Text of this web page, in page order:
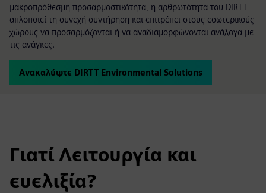
μακροπρόθεσμη προσαρμοστικότητα, η αρθρωτότητα του DIRTT
απλοποιεί τη συνεχή συντήρηση και επιτρέπει στους εσωτερικούς
χώρους να προσαρμόζονται ή να αναδιαμορφώνονται ανάλογα με
τις ανάγκες.
Ανακαλύψτε DIRTT Environmental Solutions
Γιατί Λειτουργία και
ευελιξία?